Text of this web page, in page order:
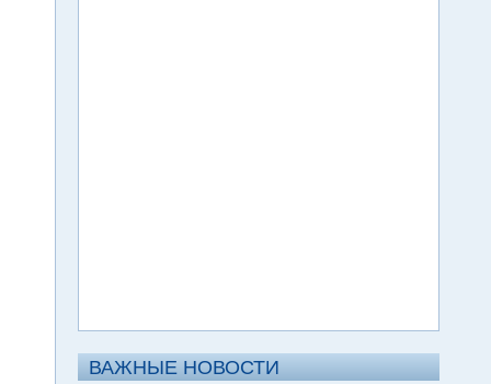
ВАЖНЫЕ НОВОСТИ